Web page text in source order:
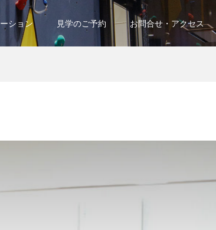
ション 見学のご予約 お問合せ・アクセス